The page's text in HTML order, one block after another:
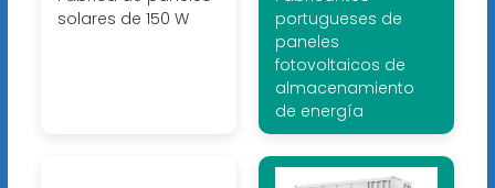
solares de 150 W
portugueses de
paneles
fotovoltaicos de
almacenamiento
de energía